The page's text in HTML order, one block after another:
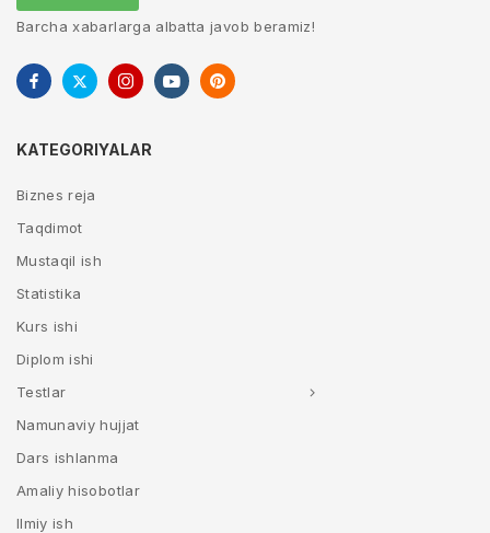
Barcha xabarlarga albatta javob beramiz!
KATEGORIYALAR
Biznes reja
Taqdimot
Mustaqil ish
Statistika
Kurs ishi
Diplom ishi
Testlar
Namunaviy hujjat
Dars ishlanma
Amaliy hisobotlar
Ilmiy ish